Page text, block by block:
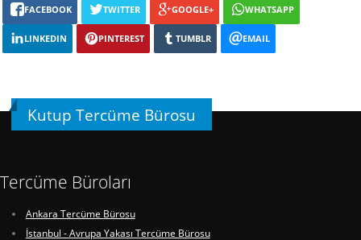
FACEBOOK TWITTER GOOGLE+ WHATSAPP
LINKEDIN PINTEREST TUMBLR EMAIL
Kutup Tercüme Bürosu
Tercüme Büroları
Ankara Tercüme Bürosu
İstanbul - Avrupa Yakası Tercüme Bürosu